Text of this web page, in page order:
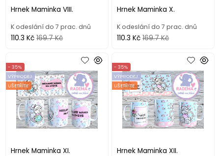
Hrnek Maminka VIII.
K odeslání do 7 prac. dnů
110.3 Kč 169.7 Kč
Hrnek Maminka X.
K odeslání do 7 prac. dnů
110.3 Kč 169.7 Kč
Hrnek Maminka XI.
- 35%
VÝPRODEJ
UŠETŘÍTE
Hrnek Maminka XII.
- 35%
VÝPRODEJ
UŠETŘÍTE